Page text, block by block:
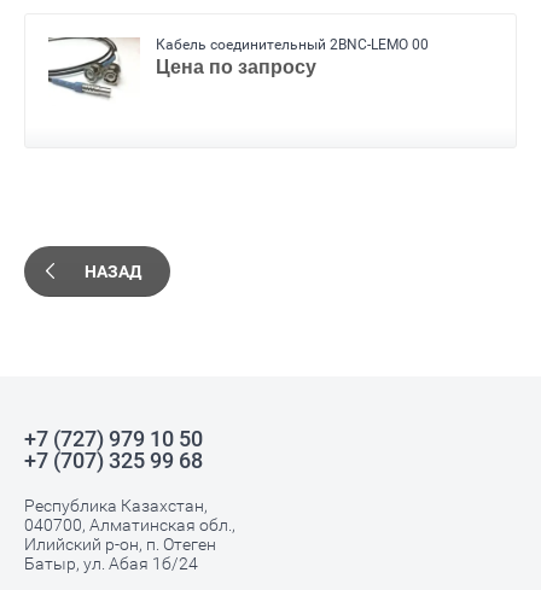
Кабель соединительный 2BNC-LEMO 00
Цена по запросу
НАЗАД
+7 (727) 979 10 50
+7 (707) 325 99 68
Республика Казахстан,
040700, Алматинская обл.,
Илийский р-он, п. Отеген
Батыр, ул. Абая 1б/24